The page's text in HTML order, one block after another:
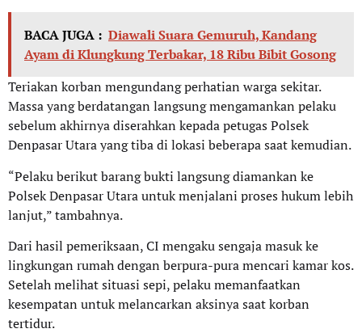
BACA JUGA : Diawali Suara Gemuruh, Kandang
Ayam di Klungkung Terbakar, 18 Ribu Bibit Gosong
Teriakan korban mengundang perhatian warga sekitar.
Massa yang berdatangan langsung mengamankan pelaku
sebelum akhirnya diserahkan kepada petugas Polsek
Denpasar Utara yang tiba di lokasi beberapa saat kemudian.
“Pelaku berikut barang bukti langsung diamankan ke
Polsek Denpasar Utara untuk menjalani proses hukum lebih
lanjut,” tambahnya.
Dari hasil pemeriksaan, CI mengaku sengaja masuk ke
lingkungan rumah dengan berpura-pura mencari kamar kos.
Setelah melihat situasi sepi, pelaku memanfaatkan
kesempatan untuk melancarkan aksinya saat korban
tertidur.